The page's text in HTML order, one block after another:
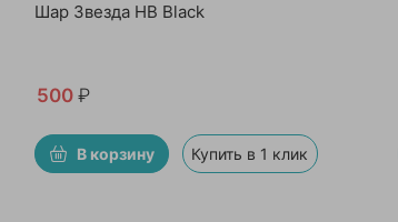
Шар Звезда HB Black
500 ₽
В корзину Купить в 1 клик